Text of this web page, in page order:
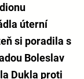
úterní
si poradila s
Boleslav
Dukla proti